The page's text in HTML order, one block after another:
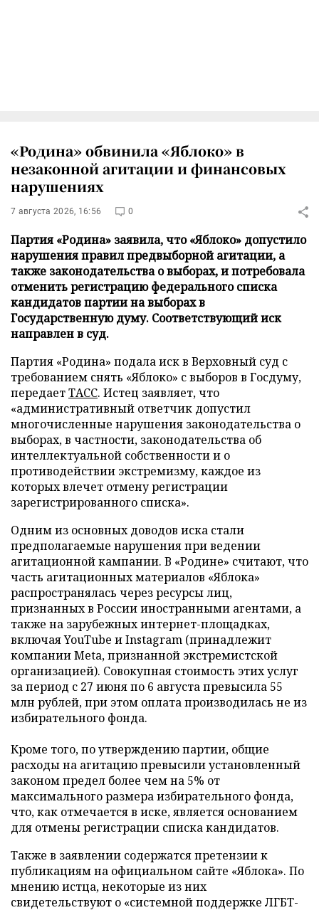
«Родина» обвинила «Яблоко» в
незаконной агитации и финансовых
нарушениях
7 августа 2026, 16:56 0
Партия «Родина» заявила, что «Яблоко» допустило
нарушения правил предвыборной агитации, а
также законодательства о выборах, и потребовала
отменить регистрацию федерального списка
кандидатов партии на выборах в
Государственную думу. Соответствующий иск
направлен в суд.
Партия «Родина» подала иск в Верховный суд с
требованием снять «Яблоко» с выборов в Госдуму,
передаетТАСС. Истец заявляет, что
«административный ответчик допустил
многочисленные нарушения законодательства о
выборах, в частности, законодательства об
интеллектуальной собственности и о
противодействии экстремизму, каждое из
которых влечет отмену регистрации
зарегистрированного списка».
Одним из основных доводов иска стали
предполагаемые нарушения при ведении
агитационной кампании. В «Родине» считают, что
часть агитационных материалов «Яблока»
распространялась через ресурсы лиц,
признанных в России иностранными агентами, а
также на зарубежных интернет-площадках,
включая YouTube и Instagram (принадлежит
компании Meta, признанной экстремистской
организацией). Совокупная стоимость этих услуг
за период с 27 июня по 6 августа превысила 55
млн рублей, при этом оплата производилась не из
избирательного фонда.
Кроме того, по утверждению партии, общие
расходы на агитацию превысили установленный
законом предел более чем на 5% от
максимального размера избирательного фонда,
что, как отмечается в иске, является основанием
для отмены регистрации списка кандидатов.
Также в заявлении содержатся претензии к
публикациям на официальном сайте «Яблока». По
мнению истца, некоторые из них
свидетельствуют о «системной поддержке ЛГБТ-